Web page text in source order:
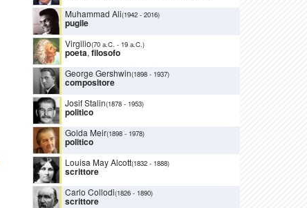
Muhammad Ali(1942 - 2016)
pugile
Virgilio(70 a.C. - 19 a.C.)
poeta, filosofo
George Gershwin(1898 - 1937)
compositore
Josif Stalin(1878 - 1953)
politico
Golda Meir(1898 - 1978)
politico
Louisa May Alcott(1832 - 1888)
scrittore
Carlo Collodi(1826 - 1890)
scrittore